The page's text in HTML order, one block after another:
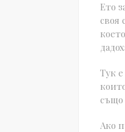
Ето
своя
Тук
също
Ако